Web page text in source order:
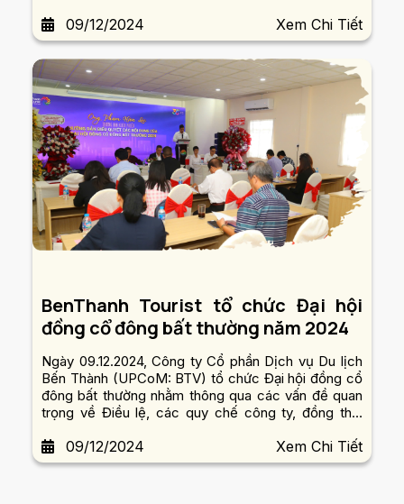
09/12/2024 Xem Chi Tiết
BenThanh Tourist tổ chức Đại hội
đồng cổ đông bất thường năm 2024
Ngày 09.12.2024, Công ty Cổ phần Dịch vụ Du lịch
Bến Thành (UPCoM: BTV) tổ chức Đại hội đồng cổ
đông bất thường nhằm thông qua các vấn đề quan
trọng về Điều lệ, các quy chế công ty, đồng thời
HĐQT nhiệm kỳ 2020 – 2025.
09/12/2024 Xem Chi Tiết